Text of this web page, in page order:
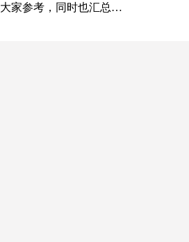
家参考，同时也汇总…